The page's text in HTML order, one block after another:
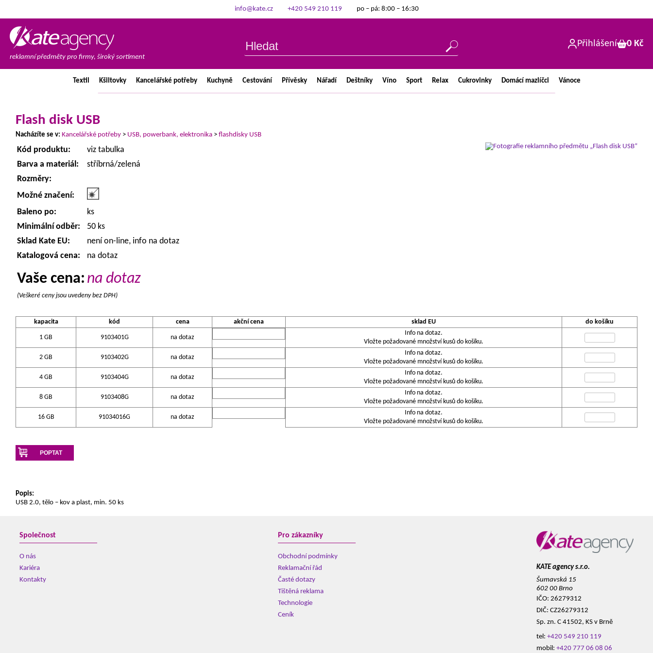
info@kate.cz +420 549 210 119 po – pá: 8:00 – 16:30
reklamní předměty pro firmy, široký sortiment
Přihlášení 0 Kč
Textil Kšiltovky Kancelářské potřeby Kuchyně Cestování Přívěsky Nářadí Deštníky Víno Sport Relax Cukrovinky Domácí mazlíčci Vánoce
Flash disk USB
Nacházíte se v: Kancelářské potřeby > USB, powerbank, elektronika > flashdisky USB
Kód produktu:
viz tabulka
Barva a materiál:
stříbrná/zelená
Rozměry:
Možné značení:
Baleno po:
ks
Minimální odběr:
50 ks
Sklad Kate EU:
není on-line, info na dotaz
Katalogová cena:
na dotaz
Vaše cena: na dotaz
(Veškeré ceny jsou uvedeny bez DPH)
kapacita kód cena akční cena sklad EU do košíku
1 GB 9103401G na dotaz
Info na dotaz.
Vložte požadované množství kusů do košíku.
2 GB 9103402G na dotaz
Info na dotaz.
Vložte požadované množství kusů do košíku.
4 GB 9103404G na dotaz
Info na dotaz.
Vložte požadované množství kusů do košíku.
8 GB 9103408G na dotaz
Info na dotaz.
Vložte požadované množství kusů do košíku.
16 GB 91034016G na dotaz
Info na dotaz.
Vložte požadované množství kusů do košíku.
POPTAT
Popis:
USB 2.0, tělo – kov a plast, min. 50 ks
Společnost
O nás
Kariéra
Kontakty
Pro zákazníky
Obchodní podmínky
Reklamační řád
Časté dotazy
Tištěná reklama
Technologie
Ceník
KATE agency s.r.o.
Šumavská 15
602 00 Brno
IČO: 26279312
DIČ: CZ26279312
Sp. zn. C 41502, KS v Brně
tel: +420 549 210 119
mobil: +420 777 06 08 06